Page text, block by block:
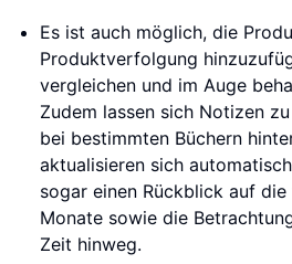
Es ist auch möglich, die
Produktverfolgung
vergleichen und im Auge
Zudem lassen sich Notizen
bei bestimmten Büchern
aktualisieren sich
sogar einen Rückblick auf
Monate sowie die
Zeit hinweg.